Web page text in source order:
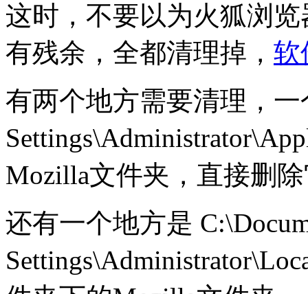
这时，不要以为火狐浏
有残余，全都清理掉， 软
有两个地方需要清理，一
Mozilla文件夹，直接删
还有一个地方是